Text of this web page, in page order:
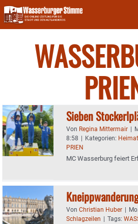
Skip
to
content
Sieben
Von Regina Mittermair |
8:58 | Kategorien:
PRIEN
MC Wasserburg feiert
Von Christian Huber |
Schlagzeilen | Tags: